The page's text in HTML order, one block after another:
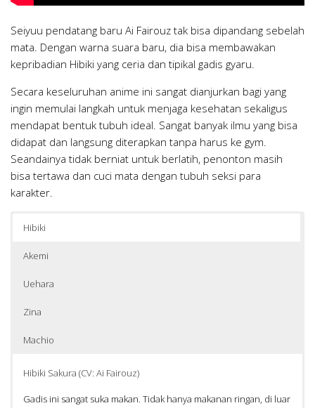
Seiyuu pendatang baru Ai Fairouz tak bisa dipandang sebelah
mata. Dengan warna suara baru, dia bisa membawakan
kepribadian Hibiki yang ceria dan tipikal gadis gyaru.
Secara keseluruhan anime ini sangat dianjurkan bagi yang
ingin memulai langkah untuk menjaga kesehatan sekaligus
mendapat bentuk tubuh ideal. Sangat banyak ilmu yang bisa
didapat dan langsung diterapkan tanpa harus ke gym.
Seandainya tidak berniat untuk berlatih, penonton masih
bisa tertawa dan cuci mata dengan tubuh seksi para
karakter.
Hibiki
Akemi
Uehara
Zina
Machio
Hibiki Sakura (CV: Ai Fairouz)
Gadis ini sangat suka makan. Tidak hanya makanan ringan, di luar